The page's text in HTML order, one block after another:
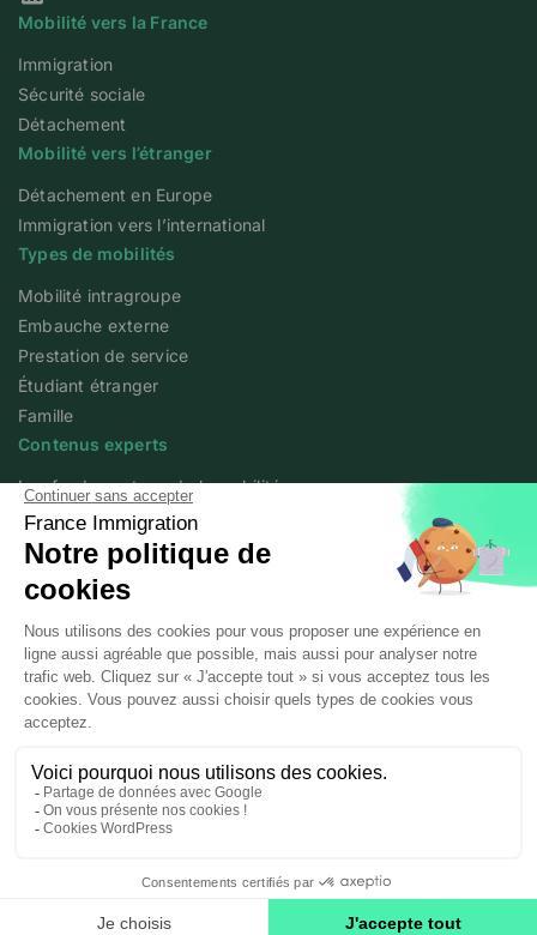
Notre page Linkedin
Mobilité vers la France
Immigration
Sécurité sociale
Détachement
Mobilité vers l’étranger
Détachement en Europe
Immigration vers l’international
Types de mobilités
Mobilité intragroupe
Embauche externe
Prestation de service
Étudiant étranger
Famille
Contenus experts
Les fondamentaux de la mobilité
Articles experts
Flash info
Livres blancs
Webinars
Podcast We Love Mobility
A propos
Qui sommes-nous ?
Posted workers
Politique de confidentialité des données
© 2025 / 2026 France Immigration All rights reserved